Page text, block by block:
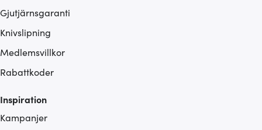
Gjutjärnsgaranti
Knivslipning
Medlemsvillkor
Rabattkoder
Inspiration
Kampanjer